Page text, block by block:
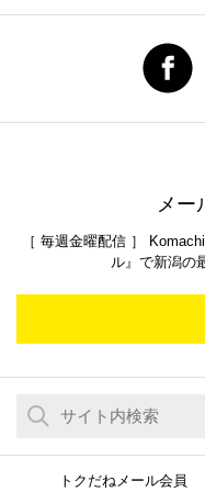
メー
［ 毎週金曜配信 ］
ル』で新潟の
トクだねメール会員